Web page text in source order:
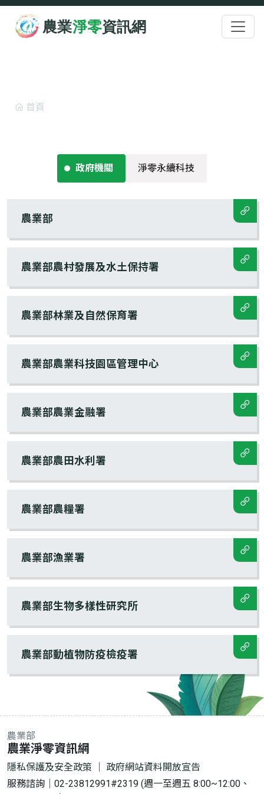
跳至主要內容
首頁
政府機關 淨零永續科技
農業部
農業部農村發展及水土保持署
農業部林業及自然保育署
農業部農業科技園區管理中心
農業部農業金融署
農業部農田水利署
農業部農糧署
農業部漁業署
農業部生物多樣性研究所
農業部動植物防疫檢疫署
:::
農業部
農業淨零資訊網
隱私保護及安全政策
政府網站資料開放宣告
服務諮詢｜02-23812991#2319 (週一至週五 8:00~12:00、